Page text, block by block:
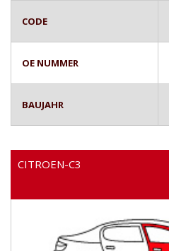
CODE
OE NUMMER
BAUJAHR
CITROEN-C3